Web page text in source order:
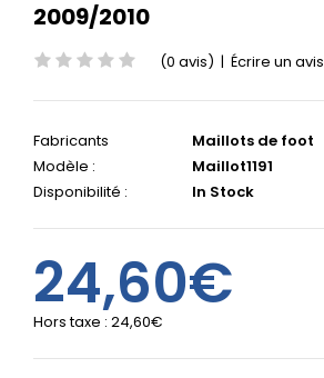
2009/2010
(0 avis) | Écrire un avis
Fabricants
Maillots de foot
Modèle :
Maillot1191
Disponibilité :
In Stock
24,60€
Hors taxe : 24,60€